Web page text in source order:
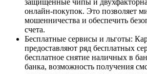
защищенные чипы и
онлайн-покупок. Это позволяет
мошенничества и обеспечить
счета.
Бесплатные сервисы и льготы:
предоставляют ряд бесплатных
бесплатное снятие наличных в
банка, возможность получения